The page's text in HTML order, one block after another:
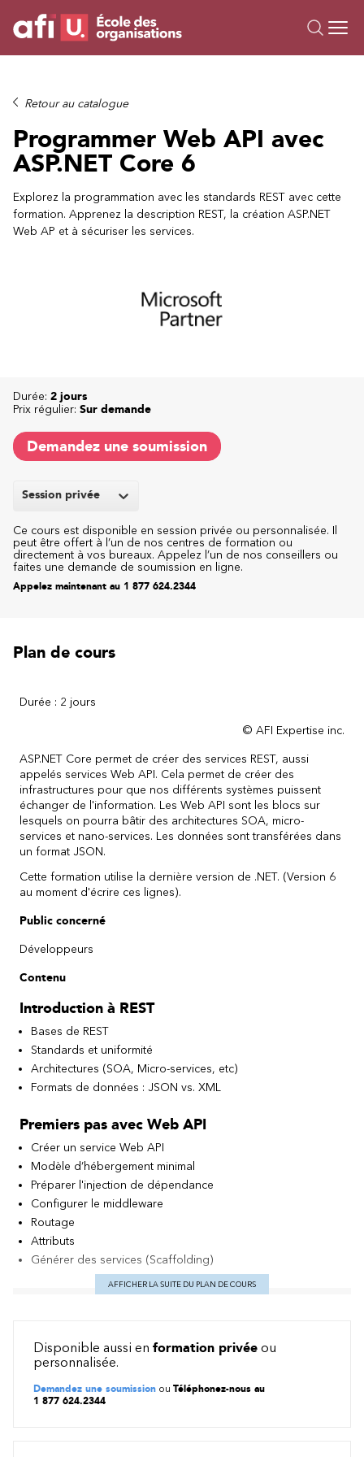
Formations
Campus IA
Sur mesure
À propos
Ressources
Retour au catalogue
Programmer Web API avec
ASP.NET Core 6
Explorez la programmation avec les standards REST avec cette
formation. Apprenez la description REST, la création ASP.NET
Web AP et à sécuriser les services.
Session privée
Ce cours est disponible en session privée ou personnalisée. Il
peut être offert à l’un de nos centres de formation ou
directement à vos bureaux. Appelez l’un de nos conseillers ou
faites une demande de soumission en ligne.
Appelez maintenant au 1 877 624.2344
Durée: 2 jours
Prix régulier: Sur demande
Demandez une soumission
Plan de cours
Durée : 2 jours
© AFI Expertise inc.
ASP.NET Core permet de créer des services REST, aussi
appelés services Web API. Cela permet de créer des
infrastructures pour que nos différents systèmes puissent
échanger de l'information. Les Web API sont les blocs sur
lesquels on pourra bâtir des architectures SOA, micro-
services et nano-services. Les données sont transférées dans
un format JSON.
Cette formation utilise la dernière version de .NET. (Version 6
au moment d'écrire ces lignes).
Public concerné
Développeurs
Contenu
Introduction à REST
Bases de REST
Standards et uniformité
Architectures (SOA, Micro-services, etc)
Formats de données : JSON vs. XML
Premiers pas avec Web API
Créer un service Web API
Modèle d’hébergement minimal
Préparer l'injection de dépendance
Configurer le middleware
Routage
Attributs
Générer des services (Scaffolding)
Connecter les données avec un client
Tester avec différents outils
Curl
Postman
AFFICHER LA SUITE DU PLAN DE COURS
Disponible aussi en formation privée ou
personnalisée.
Demandez une soumission ou Téléphonez-nous au
1 877 624.2344